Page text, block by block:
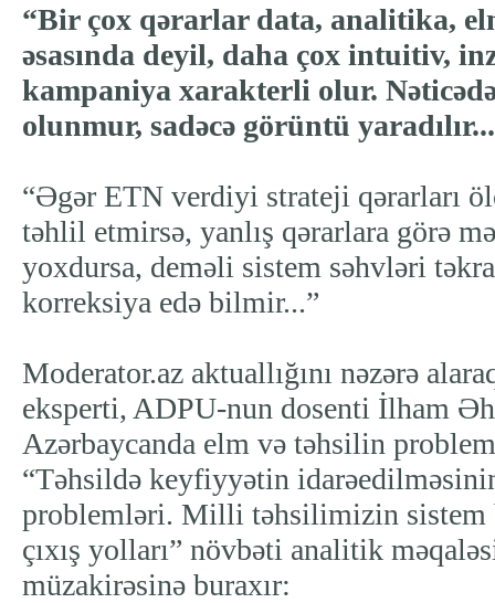
“Bir çox qərarlar data, analitika,
əsasında deyil, daha çox intuitiv,
kampaniya xarakterli olur.
olunmur, sadəcə görüntü
“Əgər ETN verdiyi strateji qərarları
təhlil etmirsə, yanlış qərarlara görə
yoxdursa, deməli sistem səhvləri
korreksiya edə bilmir...”
Moderator.az aktuallığını nəzərə
eksperti, ADPU-nun dosenti İlham
Azərbaycanda elm və təhsilin
“Təhsildə keyfiyyətin
problemləri. Milli təhsilimizin sistem
çıxış yolları” növbəti analitik
müzakirəsinə buraxır: